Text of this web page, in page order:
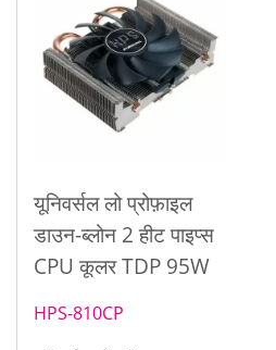
यूनिवर्सल लो प्रोफ़ाइल
डाउन-ब्लोन 2 हीट पाइप्स
CPU कूलर TDP 95W
HPS-810CP